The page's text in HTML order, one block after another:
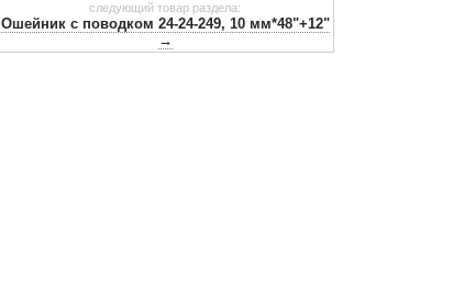
следующий товар раздела:
Ошейник с поводком 24-24-249, 10 мм*48"+12"
→